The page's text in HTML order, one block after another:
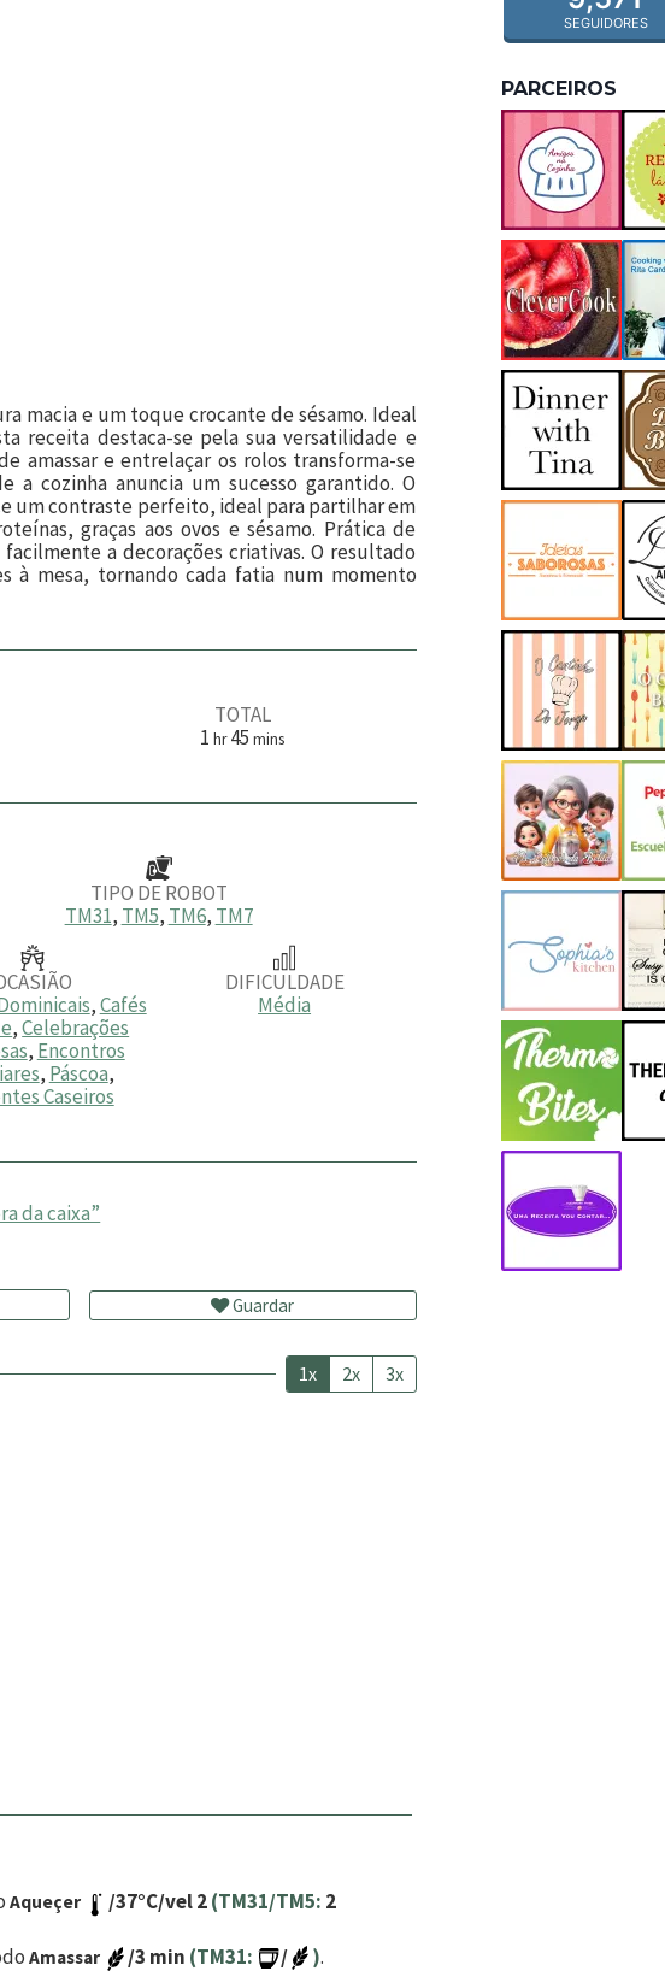
macia e um toque crocante de sésamo. Ideal
receita destaca-se pela sua versatilidade e
amassar e entrelaçar os rolos transforma-se
cozinha anuncia um sucesso garantido. O
um contraste perfeito, ideal para partilhar em
graças aos ovos e sésamo. Prática de
a decorações criativas. O resultado
à mesa, tornando cada fatia num momento
TOTAL
1h
a
hr 45m
u
mins
TIPO DE ROBOT
TM31, TM5, TM6, TM7
,Cafés
,Celebrações
, Encontros
, Páscoa,
Caseiros
DIFICULDADE
Média
da caixa”
Guardar
1x 2x 3x
Aqueçer /37°C/vel 2(TM31/TM5: 2
Amassar /3 min (TM31: / ).
SEGUIDORES
PARCEIROS